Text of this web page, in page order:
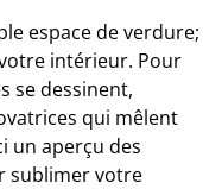
espace de verdure;
intérieur. Pour
se dessinent,
qui mêlent
un aperçu des
sublimer votre